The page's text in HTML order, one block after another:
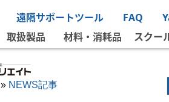
遠隔サポートツール FAQ
取扱製品
材料・消耗品 スクー
» NEWS記事